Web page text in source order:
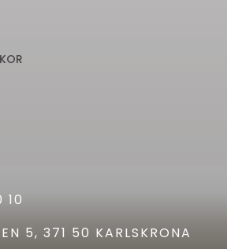
5, 371 50 KARLSKRONA